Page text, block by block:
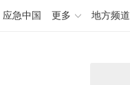
应急中国 更多 地方频道